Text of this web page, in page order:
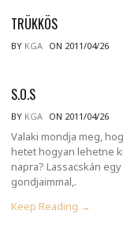
TRÜKKÖS
BY KGA ON 2011/04/26
S.O.S
BY KGA ON 2011/04/26
Valaki mondja meg,
hetet hogyan lehetne
napra? Lassacskán
gondjaimmal,.
Keep Reading →